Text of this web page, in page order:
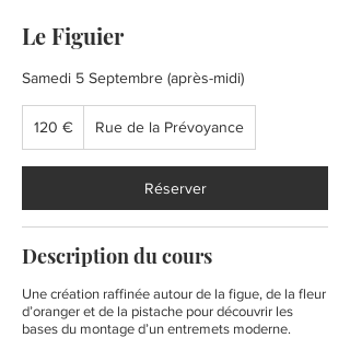
Le Figuier
Samedi 5 Septembre (après-midi)
euros
120 € Rue de la Prévoyance
Réserver
Description du cours
Une création raffinée autour de la figue, de la fleur
d’oranger et de la pistache pour découvrir les
bases du montage d’un entremets moderne.